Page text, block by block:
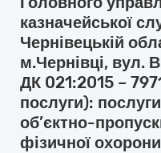
казначейської
Чернівецькій
м.Чернівці, вул.
ДК 021:2015 –
послуги):
об’єктно-
фізичної